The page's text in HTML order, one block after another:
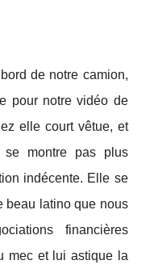
de notre camion,
pour notre vidéo de
elle court vêtue, et
se montre pas plus
indécente. Elle se
beau latino que nous
financières
mec et lui astique la